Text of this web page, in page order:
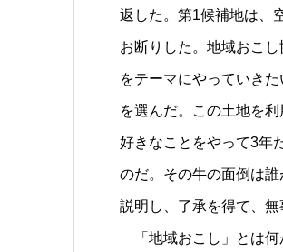
返した。第1候補地は、
お断りした。地域おこ
をテーマにやっていき
を選んだ。この土地を
好きなことをやって3年
のだ。その牛の面倒は
説明し、了承を得て、無
「地域おこし」とは何